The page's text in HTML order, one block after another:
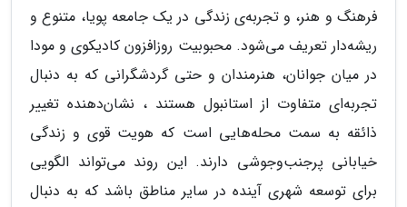
فرهنگ و هنر، و تجربه‌ی زندگی در یک جامعه پویا، متنوع و
ریشه‌دار تعریف می‌شود. محبوبیت روزافزون کادیکوی و مودا
در میان جوانان، هنرمندان و حتی گردشگرانی که به دنبال
تجربه‌ای متفاوت از استانبول هستند ، نشان‌دهنده تغییر
ذائقه به سمت محله‌هایی است که هویت قوی و زندگی
خیابانی پرجنب‌وجوشی دارند. این روند می‌تواند الگویی
برای توسعه شهری آینده در سایر مناطق باشد که به دنبال